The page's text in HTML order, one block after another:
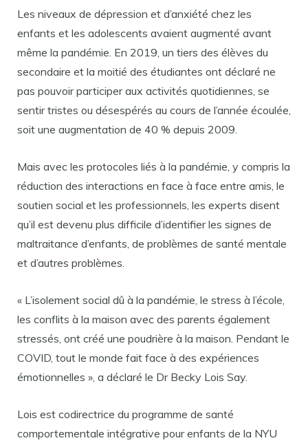
Les niveaux de dépression et d’anxiété chez les
enfants et les adolescents avaient augmenté avant
même la pandémie. En 2019, un tiers des élèves du
secondaire et la moitié des étudiantes ont déclaré ne
pas pouvoir participer aux activités quotidiennes, se
sentir tristes ou désespérés au cours de l’année écoulée,
soit une augmentation de 40 % depuis 2009.
Mais avec les protocoles liés à la pandémie, y compris la
réduction des interactions en face à face entre amis, le
soutien social et les professionnels, les experts disent
qu’il est devenu plus difficile d’identifier les signes de
maltraitance d’enfants, de problèmes de santé mentale
et d’autres problèmes.
« L’isolement social dû à la pandémie, le stress à l’école,
les conflits à la maison avec des parents également
stressés, ont créé une poudrière à la maison. Pendant le
COVID, tout le monde fait face à des expériences
émotionnelles », a déclaré le Dr Becky Lois Say.
Lois est codirectrice du programme de santé
comportementale intégrative pour enfants de la NYU